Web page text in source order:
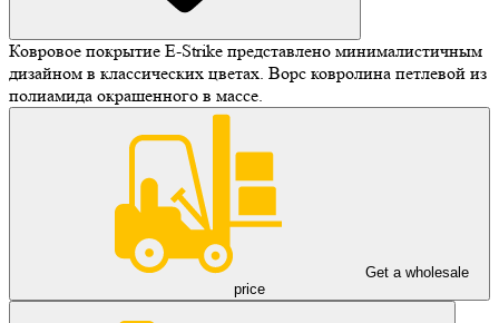
Ковровое покрытие E-Strike представлено минималистичным
дизайном в классических цветах. Ворс ковролина петлевой из
полиамида окрашенного в массе.
Get a wholesale
price